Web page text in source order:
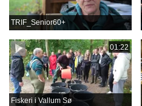
TRIF_Senior60+
01:22
Fiskeri i Vallum Sø